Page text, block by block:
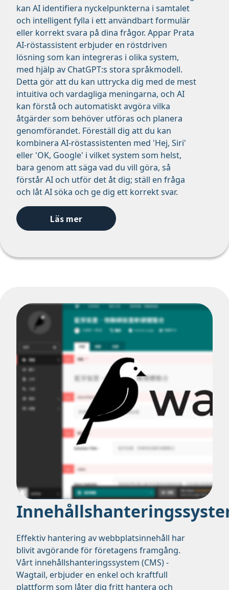
kan AI identifiera nyckelpunkterna i samtalet
och intelligent fylla i ett användbart formulär
eller korrekt svara på dina frågor. Appar Prata
AI-röstassistent erbjuder en röstdriven
lösning som kan integreras i olika system,
med hjälp av ChatGPT:s stora språkmodell.
Detta gör att du kan uttrycka dig med de mest
intuitiva och vardagliga meningarna, och AI
kan förstå och automatiskt avgöra vilka
åtgärder som behöver utföras och planera
genomförandet. Föreställ dig att du kan
kombinera AI-röstassistenten med 'Hej, Siri'
eller 'OK, Google' i vilket system som helst,
bara genom att säga vad du vill göra, så
förstår AI och utför det åt dig; ställ en fråga
och låt AI söka och ge dig ett korrekt svar.
Läs mer
Effektiv hantering av webbplatsinnehåll har
blivit avgörande för företagens framgång.
Vårt innehållshanteringssystem (CMS) -
Wagtail, erbjuder en enkel och kraftfull
plattform som låter dig fritt hantera och